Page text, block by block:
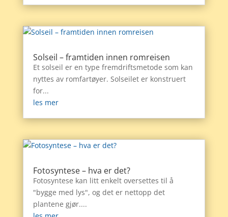
Solseil – framtiden innen romreisen
Et solseil er en type fremdriftsmetode som kan
nyttes av romfartøyer. Solseilet er konstruert
for...
les mer
Fotosyntese – hva er det?
Fotosyntese kan litt enkelt oversettes til å
"bygge med lys", og det er nettopp det
plantene gjør....